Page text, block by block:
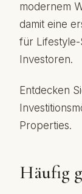
modernem
damit eine
für
Investoren.
Entdecken
Properties.
Häufig